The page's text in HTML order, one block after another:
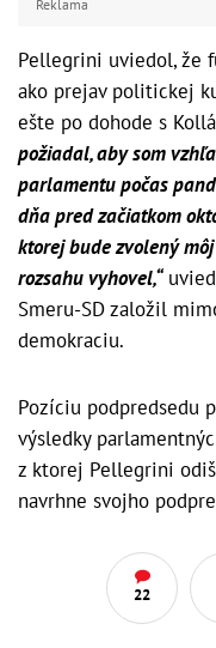
Reklama
Pellegrini uviedol, že
ako prejav politickej
ešte po dohode s
požiadal, aby som
parlamentu počas
dňa pred začiatkom
ktorej bude zvolený
rozsahu vyhovel,“
Smeru-SD založil
demokraciu.
Pozíciu podpredsedu
výsledky
z ktorej Pellegrini
navrhne svojho
22